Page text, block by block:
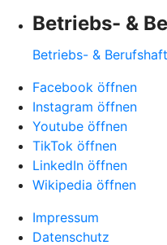
Betriebs- &
Betriebs- &
Facebook öffnen
Instagram öffnen
Youtube öffnen
TikTok öffnen
LinkedIn öffnen
Wikipedia öffnen
Impressum
Datenschutz